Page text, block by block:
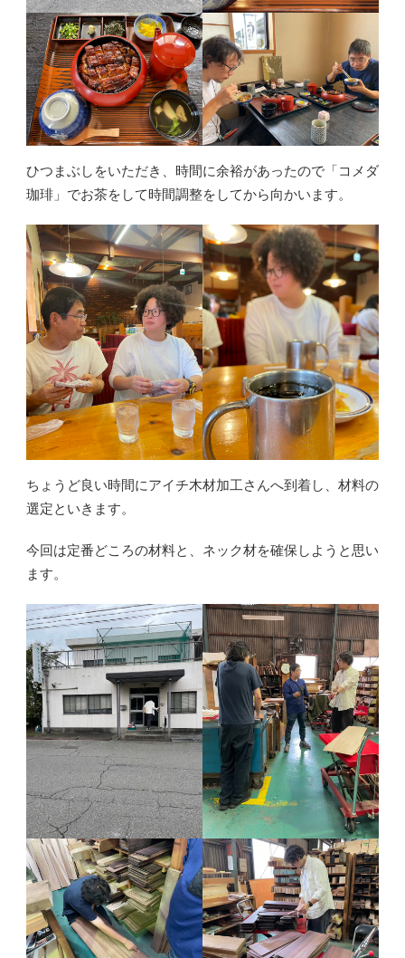
ひつまぶしをいただき、時間に余裕があったので「コメダ
珈琲」でお茶をして時間調整をしてから向かいます。
ちょうど良い時間にアイチ木材加工さんへ到着し、材料の
選定といきます。
今回は定番どころの材料と、ネック材を確保しようと思い
ます。